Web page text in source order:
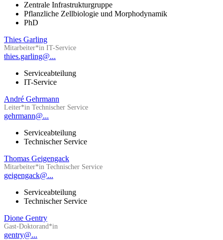
Zentrale Infrastrukturgruppe
Pflanzliche Zellbiologie und Morphodynamik
PhD
Thies Garling
Mitarbeiter*in IT-Service
thies.garling@...
Serviceabteilung
IT-Service
André Gehrmann
Leiter*in Technischer Service
gehrmann@...
Serviceabteilung
Technischer Service
Thomas Geigengack
Mitarbeiter*in Technischer Service
geigengack@...
Serviceabteilung
Technischer Service
Dione Gentry
Gast-Doktorand*in
gentry@...